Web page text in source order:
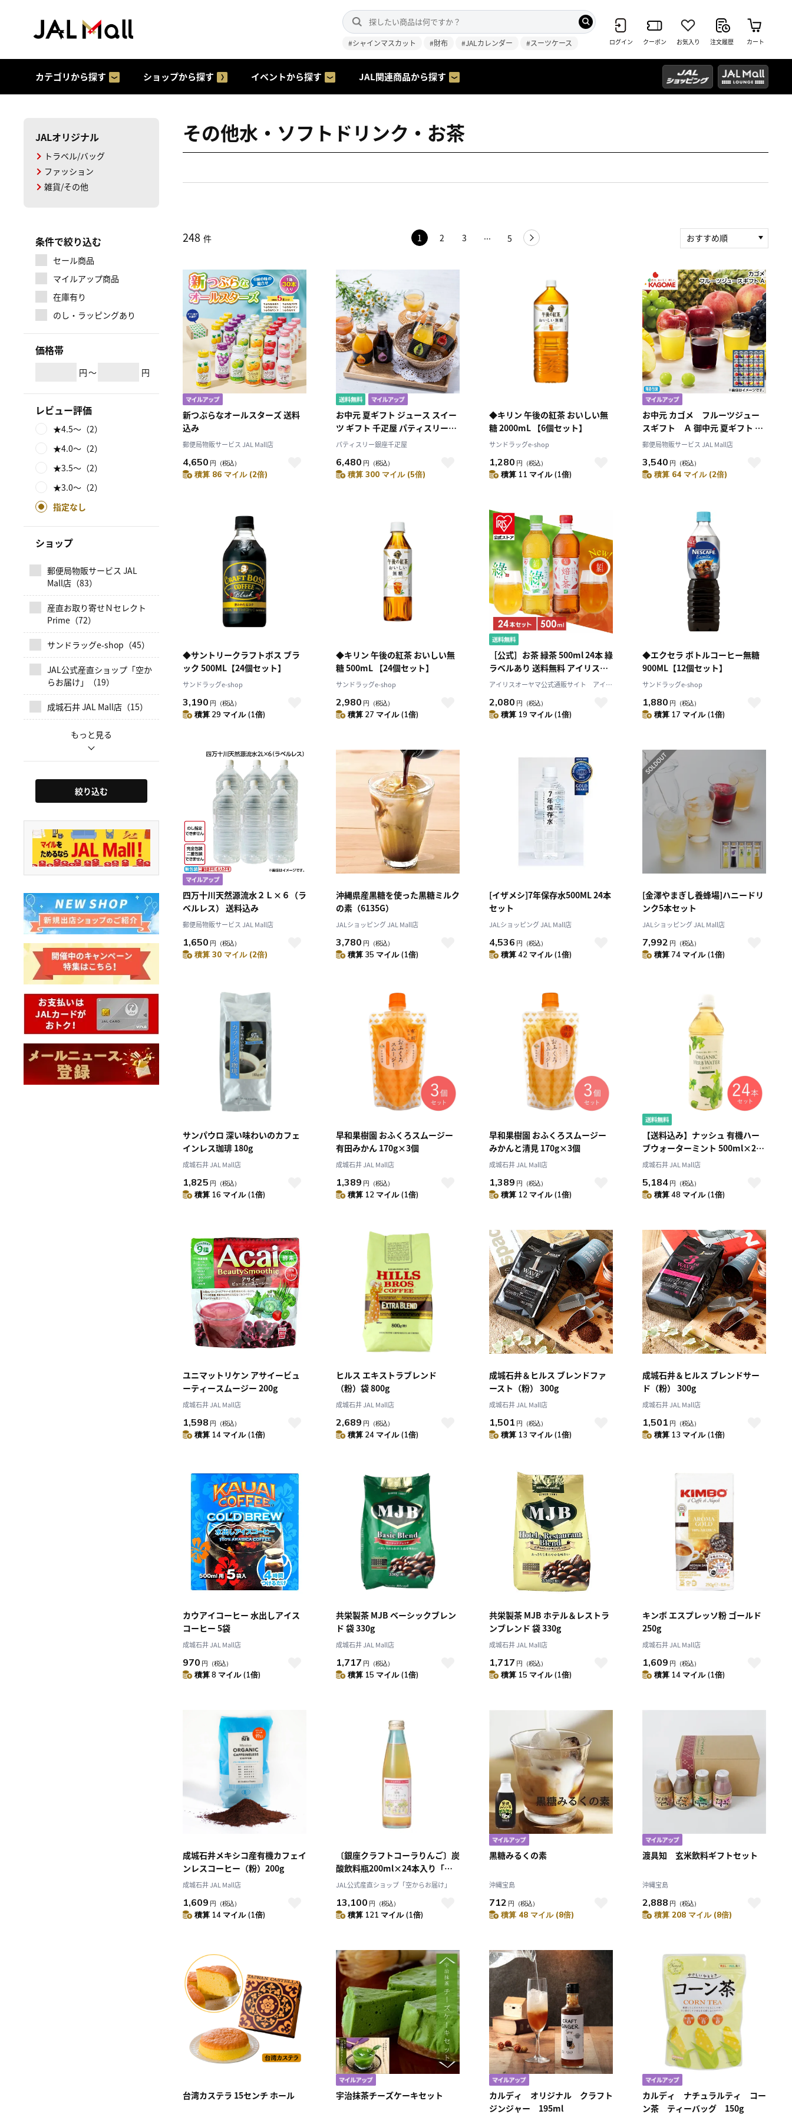
#シャインマスカット #財布 #JALカレンダー #スーツケース ログイン クーポン お気入り 注文履歴 カート
カテゴリから探す ショップから探す イベントから探す JAL関連商品から探す
JALオリジナル
トラベル/バッグ
ファッション
雑貨/その他
マイルアップ商品
条件で絞り込む
セール商品
在庫有り
のし・ラッピングあり
価格帯
円～ 円
レビュー評価
★4.5～（2）
★4.0～（2）
★3.5～（2）
★3.0～（2）
指定なし
ショップ
郵便局物販サービス JAL
Mall店（83）
産直お取り寄せＮセレクト
Prime（72）
サンドラッグe-shop（45）
JAL公式産直ショップ「空か
らお届け」（19）
成城石井 JAL Mall店（15）
絞り込む
その他水・ソフトドリンク・お茶
248 件 1 2 3 5
おすすめ順
積算マイル率（高い
順）
人気順
レビュー件数（多い
順）
レビュー評価（高い
順）
価格（安い順）
価格（高い順）
新つぶらなオールスターズ 送料
込み
郵便局物販サービス JAL Mall店
4,650 円 （税込）
積算 86 マイル (2倍)
お中元 夏ギフト ジュース スイー
ツ ギフト 千疋屋 パティスリー銀
座千疋屋 銀座ストレートジュー
パティスリー銀座千疋屋
6,480 円 （税込）
積算 300 マイル (5倍)
◆キリン 午後の紅茶 おいしい無
糖 2000mL 【6個セット】
サンドラッグe-shop
1,280 円 （税込）
積算 11 マイル (1倍)
お中元 カゴメ フルーツジュー
スギフト Ａ 御中元 夏ギフト ギ
フト 贈答 送料込み
郵便局物販サービス JAL Mall店
3,540 円 （税込）
積算 64 マイル (2倍)
◆サントリークラフトボス ブラ
ック 500ML【24個セット】
サンドラッグe-shop
3,190 円 （税込）
積算 29 マイル (1倍)
◆キリン 午後の紅茶 おいしい無
糖 500mL 【24個セット】
サンドラッグe-shop
2,980 円 （税込）
積算 27 マイル (1倍)
［公式］お茶 緑茶 500ml 24本 綠
ラベルあり 送料無料 アイリスオ
ーヤマ
アイリスオーヤマ公式通販サイト アイリ
2,080 円 （税込）
積算 19 マイル (1倍)
◆エクセラ ボトルコーヒー無糖
900ML【12個セット】
サンドラッグe-shop
1,880 円 （税込）
積算 17 マイル (1倍)
四万十川天然源流水２Ｌ×６（ラ
ベルレス） 送料込み
郵便局物販サービス JAL Mall店
1,650 円 （税込）
積算 30 マイル (2倍)
沖縄県産黒糖を使った黒糖ミルク
の素（6135G）
JALショッピング JAL Mall店
3,780 円 （税込）
積算 35 マイル (1倍)
[イザメシ]7年保存水500ML 24本
セット
JALショッピング JAL Mall店
4,536 円 （税込）
積算 42 マイル (1倍)
[金澤やまぎし養蜂場]ハニードリ
ンク5本セット
JALショッピング JAL Mall店
7,992 円 （税込）
積算 74 マイル (1倍)
サンパウロ 深い味わいのカフェ
インレス珈琲 180g
成城石井 JAL Mall店
1,825 円 （税込）
積算 16 マイル (1倍)
早和果樹園 おふくろスムージー
有田みかん 170g×3個
成城石井 JAL Mall店
1,389 円 （税込）
積算 12 マイル (1倍)
早和果樹園 おふくろスムージー
みかんと清見 170g×3個
成城石井 JAL Mall店
1,389 円 （税込）
積算 12 マイル (1倍)
【送料込み】ナッシュ 有機ハー
ブウォーターミント 500ml×24
本【ケース販売】
成城石井 JAL Mall店
5,184 円 （税込）
積算 48 マイル (1倍)
ユニマットリケン アサイービュ
ーティースムージー 200g
成城石井 JAL Mall店
1,598 円 （税込）
積算 14 マイル (1倍)
ヒルス エキストラブレンド
（粉）袋 800g
成城石井 JAL Mall店
2,689 円 （税込）
積算 24 マイル (1倍)
成城石井＆ヒルス ブレンドファ
ースト（粉） 300g
成城石井 JAL Mall店
1,501 円 （税込）
積算 13 マイル (1倍)
成城石井＆ヒルス ブレンドサー
ド（粉） 300g
成城石井 JAL Mall店
1,501 円 （税込）
積算 13 マイル (1倍)
カウアイコーヒー 水出しアイス
コーヒー 5袋
成城石井 JAL Mall店
970 円 （税込）
積算 8 マイル (1倍)
共栄製茶 MJB ベーシックブレン
ド 袋 330g
成城石井 JAL Mall店
1,717 円 （税込）
積算 15 マイル (1倍)
共栄製茶 MJB ホテル＆レストラ
ンブレンド 袋 330g
成城石井 JAL Mall店
1,717 円 （税込）
積算 15 マイル (1倍)
キンボ エスプレッソ粉 ゴールド
250g
成城石井 JAL Mall店
1,609 円 （税込）
積算 14 マイル (1倍)
成城石井メキシコ産有機カフェイ
ンレスコーヒー（粉）200g
成城石井 JAL Mall店
1,609 円 （税込）
積算 14 マイル (1倍)
〔銀座クラフトコーラりんご〕炭
酸飲料瓶200ml×24本入り「中
川果樹園」山形のりんご・サトウ
JAL公式産直ショップ「空からお届け」
13,100 円 （税込）
積算 121 マイル (1倍)
黒糖みるくの素
沖縄宝島
712 円 （税込）
積算 48 マイル (8倍)
渡具知 玄米飲料ギフトセット
沖縄宝島
2,888 円 （税込）
積算 208 マイル (8倍)
台湾カステラ 15センチ ホール 宇治抹茶チーズケーキセット
カルディ オリジナル クラフト
ジンジャー 195ml
カルディ ナチュラルティ コー
ン茶 ティーバッグ 150g